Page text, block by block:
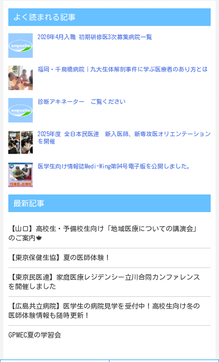
シ
ョ
ン
よく読まれる記事
2026年4月入職 初期研修医3次募集病院一覧
福岡・千鳥橋病院｜九大生体解剖事件に学ぶ医療者のあり方とは
診断アキネーター ご覧ください
2025年度 全日本民医連 新入医師、新専攻医オリエンテーション
を開催
医学生向け情報誌Medi-Wing第94号電子版を公開しました。
最新記事
【山口】高校生・予備校生向け「地域医療についての講演会」
のご案内🍁
【東京保健生協】夏の医師体験！
【東京民医連】家庭医療レジデンシー立川合同カンファレンス
を開催しました
【広島共立病院】医学生の病院見学を受付中！高校生向け冬の
医師体験情報も随時更新！
GPMEC夏の学習会